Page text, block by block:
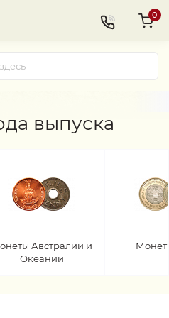
0
выпуска
Австралии и
Океании